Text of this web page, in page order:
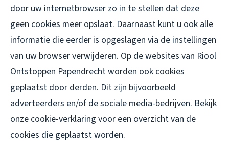
door uw internetbrowser zo in te stellen dat deze
geen cookies meer opslaat. Daarnaast kunt u ook alle
informatie die eerder is opgeslagen via de instellingen
van uw browser verwijderen. Op de websites van Riool
Ontstoppen Papendrecht worden ook cookies
geplaatst door derden. Dit zijn bijvoorbeeld
adverteerders en/of de sociale media-bedrijven. Bekijk
onze cookie-verklaring voor een overzicht van de
cookies die geplaatst worden.